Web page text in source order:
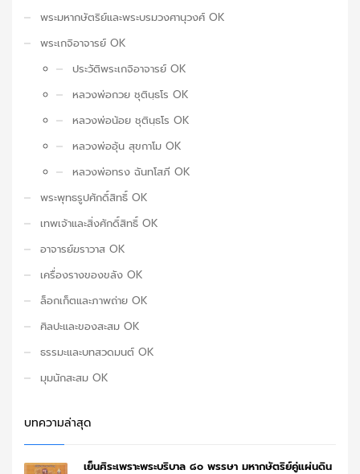
พระมหากษัตริย์และพระบรมวงศานุวงศ์ OK
พระเกจิอาจารย์ OK
ประวัติพระเกจิอาจารย์ OK
หลวงพ่อกวย ชุตินฺธโร OK
หลวงพ่อน้อย ชุตินฺธโร OK
หลวงพ่ออุ้น สุขกาโม OK
หลวงพ่อทรง ฉันทโสภี OK
พระพุทธรูปศักดิ์สิทธิ์ OK
เทพเจ้าและสิ่งศักดิ์สิทธิ์ OK
อาจารย์ฆราวาส OK
เครื่องรางของขลัง OK
ล็อกเก็ตและภาพถ่าย OK
ศิลปะและของสะสม OK
ธรรมะและบทสวดมนต์ OK
มุมนักสะสม OK
บทความล่าสุด
เย็นศิระเพราะพระบริบาล ๘๐ พรรษา มหากษัตริย์คู่แผ่นดิน